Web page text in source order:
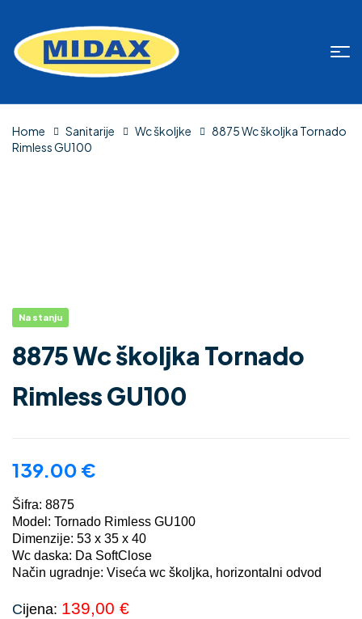
Home Sanitarije Wc školjke
8875 Wc školjka Tornado
Rimless GU100
Na stanju
8875 Wc školjka Tornado
Rimless GU100
139.00 €
Šifra: 8875
Model: Tornado Rimless GU100
Dimenzije: 53 x 35 x 40
Wc daska: Da SoftClose
Način ugradnje: Viseća wc školjka, horizontalni odvod
Cijena: 139,00 €